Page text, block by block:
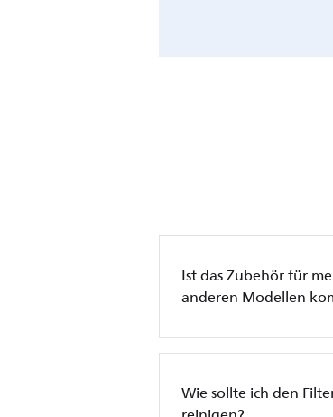
Ist das Zubehör für
anderen Modellen
Wie sollte ich den